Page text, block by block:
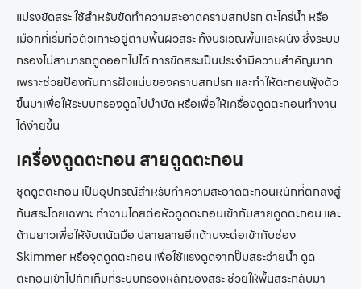
แปรงขัดสระ ใช้สำหรับขัดทำความสะอาดคราบสกปรก ตะไคร่น้ำ หรือ
เมือกที่เริ่มก่อตัวเกาะอยู่ตามพื้นผิวสระ ทั้งบริเวณพื้นและผนัง ซึ่งระบบ
กรองไม่สามารถดูดออกไปได้ การขัดสระเป็นประจำมีความสำคัญมาก
เพราะช่วยป้องกันการฝังแน่นของคราบสกปรก และทำให้ตะกอนฟุ้งตัว
ขึ้นมาเพื่อให้ระบบกรองดูดไปบำบัด หรือเพื่อให้เครื่องดูดตะกอนทำงาน
ได้ง่ายขึ้น
เครื่องดูดตะกอน สายดูดตะกอน
ชุดดูดตะกอน เป็นอุปกรณ์สำหรับทำความสะอาดตะกอนหนักที่ตกลงสู่
ก้นสระโดยเฉพาะ ทำงานโดยต่อหัวดูดตะกอนเข้ากับสายดูดตะกอน และ
ด้ามยาวเพื่อให้จับถนัดมือ ปลายสายอีกด้านจะต่อเข้ากับช่อง
Skimmer หรือจุดดูดตะกอน เพื่อใช้แรงดูดจากปั๊มสระว่ายน้ำ ดูด
ตะกอนเข้าไปกักเก็บที่ระบบกรองหลักของสระ ช่วยให้พื้นสระกลับมา